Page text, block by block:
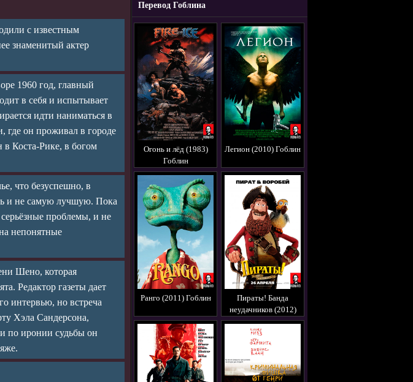
Перевод Гоблина
Огонь и лёд (1983)
Гоблин
Легион (2010) Гоблин
Ранго (2011) Гоблин
Пираты! Банда
неудачников (2012)
Гоблин
с известным
знаменитый актер
1960 год, главный
в себя и испытывает
идти наниматься в
где он проживал в городе
в Коста-Рике, в богом
что безуспешно, в
и не самую лучшую. Пока
проблемы, и не
непонятные
Шено, которая
Редактор газеты дает
интервью, но встреча
Хэла Сандерсона,
по иронии судьбы он